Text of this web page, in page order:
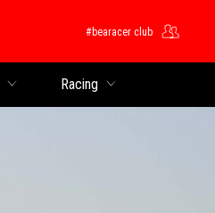
#bearacer club
Racing